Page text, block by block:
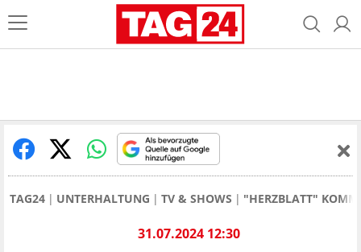
TAG24 UNTERHALTUNG TV & SHOWS "HERZBLATT"
31.07.2024 12:30